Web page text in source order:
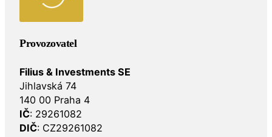
Provozovatel
Filius & Investments SE
Jihlavská 74
140 00 Praha 4
IČ: 29261082
DIČ: CZ29261082